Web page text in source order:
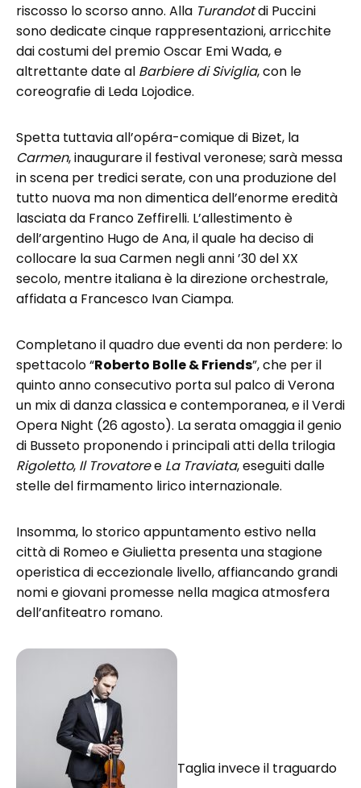
riscosso lo scorso anno. Alla Turandotdi Puccini
sono dedicate cinque rappresentazioni, arricchite
dai costumi del premio Oscar Emi Wada, e
altrettante date al Barbiere di Siviglia, con le
coreografie di Leda Lojodice.
Spetta tuttavia all’opéra-comique di Bizet, la
Carmen, inaugurare il festival veronese; sarà messa
in scena per tredici serate, con una produzione del
tutto nuova ma non dimentica dell’enorme eredità
lasciata da Franco Zeffirelli. L’allestimento è
dell’argentino Hugo de Ana, il quale ha deciso di
collocare la sua Carmen negli anni ’30 del XX
secolo, mentre italiana è la direzione orchestrale,
affidata a Francesco Ivan Ciampa.
Completano il quadro due eventi da non perdere: lo
spettacolo “Roberto Bolle & Friends”, che per il
quinto anno consecutivo porta sul palco di Verona
un mix di danza classica e contemporanea, e il Verdi
Opera Night (26 agosto). La serata omaggia il genio
di Busseto proponendo i principali atti della trilogia
Rigoletto, Il Trovatoree La Traviata, eseguiti dalle
stelle del firmamento lirico internazionale.
Insomma, lo storico appuntamento estivo nella
città di Romeo e Giulietta presenta una stagione
operistica di eccezionale livello, affiancando grandi
nomi e giovani promesse nella magica atmosfera
dell’anfiteatro romano.
Taglia invece il traguardo